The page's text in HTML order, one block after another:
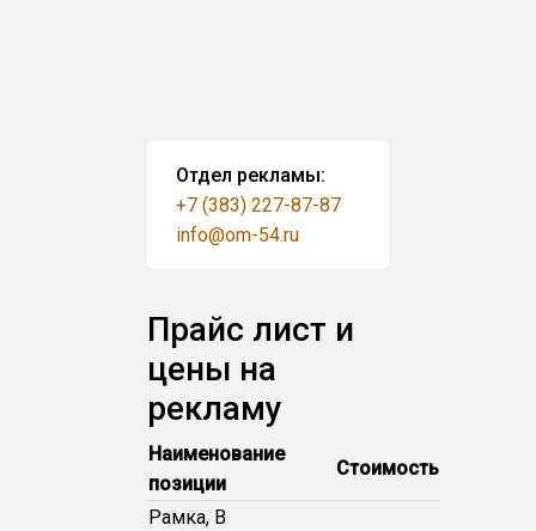
Отдел рекламы:
+7 (383) 227-87-87
info@om-54.ru
Прайс лист и
цены на
рекламу
Наименование
позиции
Стоимость
Рамка, В